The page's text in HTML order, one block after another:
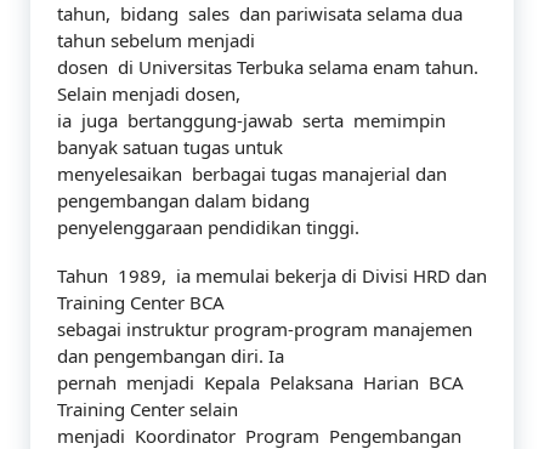
tahun, bidang sales dan pariwisata selama dua
tahun sebelum menjadi
dosen di Universitas Terbuka selama enam tahun.
Selain menjadi dosen,
ia juga bertanggung-jawab serta memimpin
banyak satuan tugas untuk
menyelesaikan berbagai tugas manajerial dan
pengembangan dalam bidang
penyelenggaraan pendidikan tinggi.
Tahun 1989, ia memulai bekerja di Divisi HRD dan
Training Center BCA
sebagai instruktur program-program manajemen
dan pengembangan diri. Ia
pernah menjadi Kepala Pelaksana Harian BCA
Training Center selain
menjadi Koordinator Program Pengembangan